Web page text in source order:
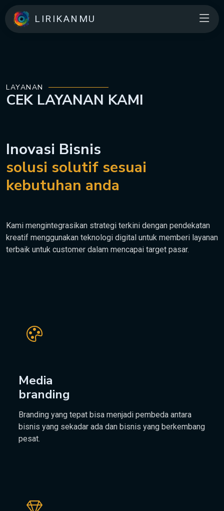
LIRIKANMU
LAYANAN
CEK LAYANAN KAMI
Inovasi Bisnis
solusi solutif sesuai
kebutuhan anda
Kami mengintegrasikan strategi terkini dengan pendekatan
kreatif menggunakan teknologi digital untuk memberi layanan
terbaik untuk customer dalam mencapai target pasar.
Media
branding
Branding yang tepat bisa menjadi pembeda antara
bisnis yang sekadar ada dan bisnis yang berkembang
pesat.